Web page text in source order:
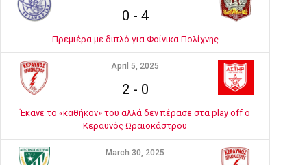
0 - 4
Πρεμιέρα με διπλό για Φοίνικα Πολίχνης
April 5, 2025
2 - 0
Έκανε το «καθήκον» του αλλά δεν πέρασε στα play off ο
Κεραυνός Ωραιοκάστρου
March 30, 2025